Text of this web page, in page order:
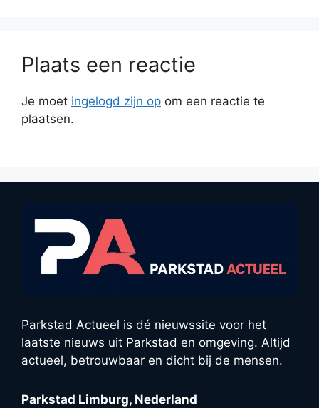
Plaats een reactie
Je moet ingelogd zijn op om een reactie te
plaatsen.
Parkstad Actueel is dé nieuwssite voor het
laatste nieuws uit Parkstad en omgeving. Altijd
actueel, betrouwbaar en dicht bij de mensen.
Parkstad Limburg, Nederland